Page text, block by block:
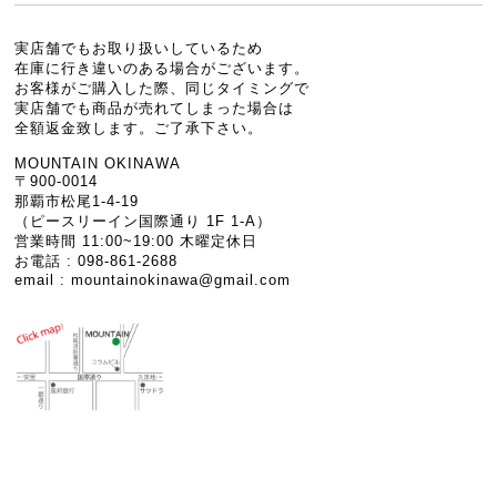
実店舗でもお取り扱いしているため
在庫に行き違いのある場合がございます。
お客様がご購入した際、同じタイミングで
実店舗でも商品が売れてしまった場合は
全額返金致します。ご了承下さい。
MOUNTAIN OKINAWA
〒900-0014
那覇市松尾1-4-19
（ピースリーイン国際通り 1F 1-A）
営業時間 11:00~19:00 木曜定休日
お電話 : 098-861-2688
email :mountainokinawa@gmail.com